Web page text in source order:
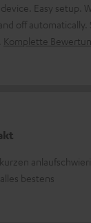
Easy setup.
off automatically.
Komplette
bestens